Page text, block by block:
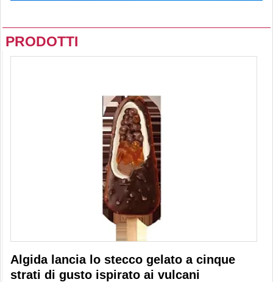
PRODOTTI
Algida lancia lo stecco gelato a cinque
strati di gusto ispirato ai vulcani